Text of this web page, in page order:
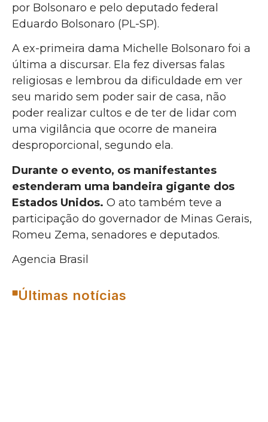
por Bolsonaro e pelo deputado federal
Eduardo Bolsonaro (PL-SP).
A ex-primeira dama Michelle Bolsonaro foi a
última a discursar. Ela fez diversas falas
religiosas e lembrou da dificuldade em ver
seu marido sem poder sair de casa, não
poder realizar cultos e de ter de lidar com
uma vigilância que ocorre de maneira
desproporcional, segundo ela.
Durante o evento, os manifestantes
estenderam uma bandeira gigante dos
Estados Unidos. O ato também teve a
participação do governador de Minas Gerais,
Romeu Zema, senadores e deputados.
Agencia Brasil
Últimas notícias